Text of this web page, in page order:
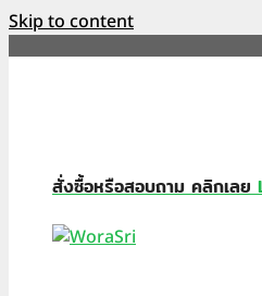
Skip to content
สั่งซื้อหรือสอบถาม คลิกเลย